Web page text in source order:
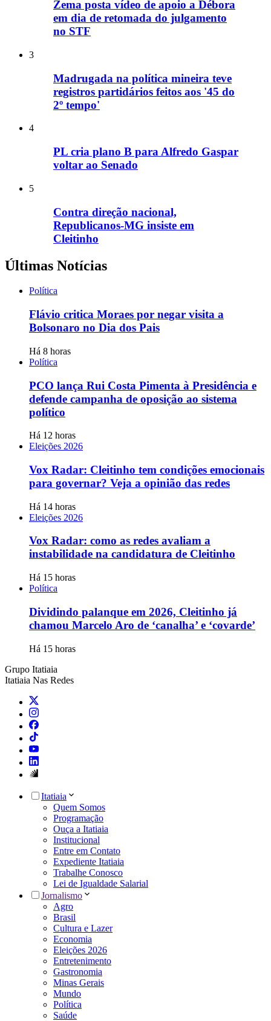
Zema posta vídeo de apoio a Débora
em dia de retomada do julgamento
no STF
3
Madrugada na política mineira teve
registros partidários feitos aos '45 do
2º tempo'
4
PL cria plano B para Alfredo Gaspar
voltar ao Senado
5
Contra direção nacional,
Republicanos-MG insiste em
Cleitinho
Últimas Notícias
Política
Flávio critica Moraes por negar visita a
Bolsonaro no Dia dos Pais
Há 8 horas
Política
PCO lança Rui Costa Pimenta à Presidência e
defende campanha de oposição ao sistema
político
Há 12 horas
Eleições 2026
Vox Radar: Cleitinho tem condições emocionais
para governar? Veja a opinião das redes
Há 14 horas
Eleições 2026
Vox Radar: como as redes avaliam a
instabilidade na candidatura de Cleitinho
Há 15 horas
Política
Dividindo palanque em 2026, Cleitinho já
chamou Marcelo Aro de ‘canalha’ e ‘covarde’
Há 15 horas
Grupo Itatiaia
Itatiaia Nas Redes
Itatiaia
Quem Somos
Programação
Ouça a Itatiaia
Institucional
Entre em Contato
Expediente Itatiaia
Trabalhe Conosco
Lei de Igualdade Salarial
Jornalismo
Agro
Brasil
Cultura e Lazer
Economia
Eleições 2026
Entretenimento
Gastronomia
Minas Gerais
Mundo
Política
Saúde